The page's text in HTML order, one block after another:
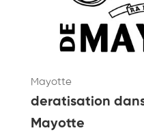
Mayotte
deratisation
Mayotte